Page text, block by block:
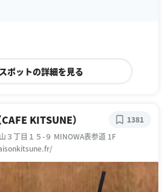
ポットの詳細を見る
KITSUNE）
３丁目１５-９ MINOWA表参道 1F
1381